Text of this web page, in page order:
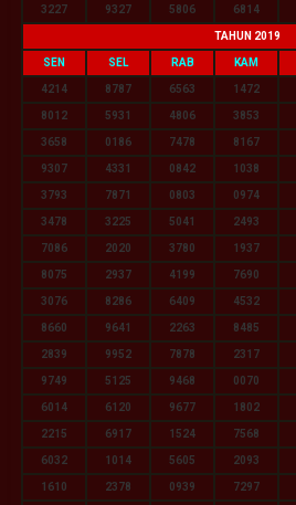
3227 9327 5806 6814
TAHUN 2019
SEN SEL RAB KAM
4214 8787 6563 1472
8012 5931 4806 3853
3658 0186 7478 8167
9307 4331 0842 1038
3793 7871 0803 0974
3478 3225 5041 2493
7086 2020 3780 1937
8075 2937 4199 7690
3076 8286 6409 4532
8660 9641 2263 8485
2839 9952 7878 2317
9749 5125 9468 0070
6014 6120 9677 1802
2215 6917 1524 7568
6032 1014 5605 2093
1610 2378 0939 7297